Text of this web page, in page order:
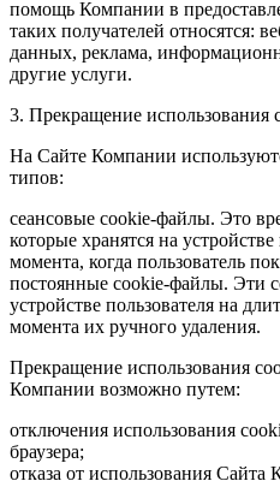
помощь Компании в
таких получателей относятся:
данных, реклама,
другие услуги.
3. Прекращение использования
На Сайте Компании
типов:
сеансовые cookie-файлы. Это
которые хранятся на устройстве
момента, когда пользователь
постоянные cookie-файлы. Эти
устройстве пользователя на
момента их ручного удаления.
Прекращение использования
Компании возможно путем:
отключения использования
браузера;
отказа от использования Сайта